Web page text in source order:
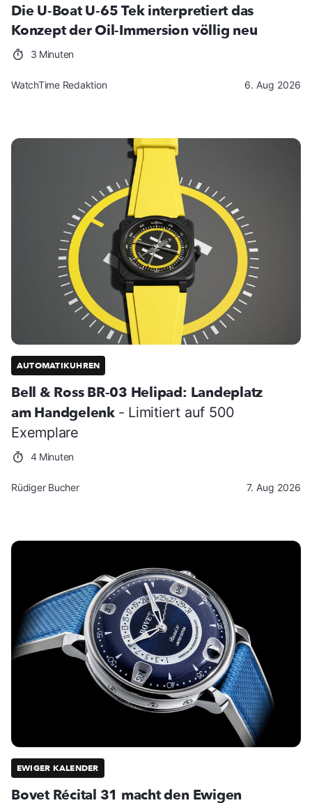
Die U-Boat U-65 Tek interpretiert das
Konzept der Oil-Immersion völlig neu
3 Minuten
WatchTime Redaktion 6. Aug 2026
AUTOMATIKUHREN
Bell & Ross BR-03 Helipad: Landeplatz
am Handgelenk - Limitiert auf 500
Exemplare
4 Minuten
Rüdiger Bucher 7. Aug 2026
EWIGER KALENDER
Bovet Récital 31 macht den Ewigen